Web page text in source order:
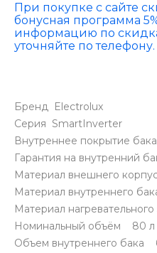
При покупке с сайте
бонусная программа
информацию по
уточняйте по телефону.
Бренд Electrolux
Серия SmartInverter
Внутреннее покрытие
Гарантия на внутренний
Материал внешнего
Материал внутреннего
Материал
Номинальный объём 80 л
Объем внутреннего бака